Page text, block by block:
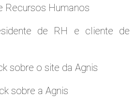
Recursos Humanos
de RH e cliente de
sobre o site da Agnis
sobre a Agnis